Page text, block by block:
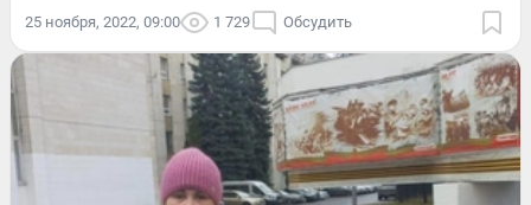
25 ноября, 2022, 09:00 1 729 Обсудить